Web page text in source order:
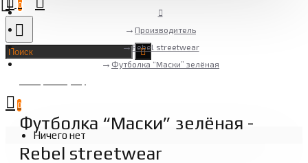
0
0
Ничего нет
Производитель
Rebel streetwear
Футболка “Маски” зелёная
Футболка “Маски” зелёная -
Rebel streetwear